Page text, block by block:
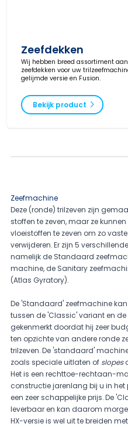
Zeefdekken
Wij hebben breed assortiment
zeefdekken voor uw
gelijmde versie en Fusion.
Bekijk product
Zeefmachine
Deze (ronde) trilzeven zijn
stoffen te zeven, maar ze
vloeistoffen te zeven om zo
verwijderen. Er zijn 5
namelijk de Standaard
machine, de Sanitary
(Atlas Gyratory).
De 'Standaard' zeefmachine
tussen de 'Classic' variant en de
gekenmerkt doordat hij zeer
ten opzichte van andere ronde
trilzeven. De 'standaard'
zoals speciale uitlaten of slopes
Het is een rechttoe-rechtaan-
constructie jarenlang bij u in
een zeer schappelijke prijs. De
leverbaar en kan daarom
HX-versie is wel uit te breiden